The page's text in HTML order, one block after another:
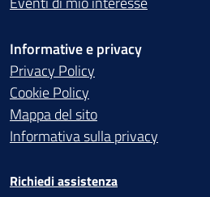
Informative e privacy
Privacy Policy
Cookie Policy
Mappa del sito
Informativa sulla privacy
Richiedi assistenza